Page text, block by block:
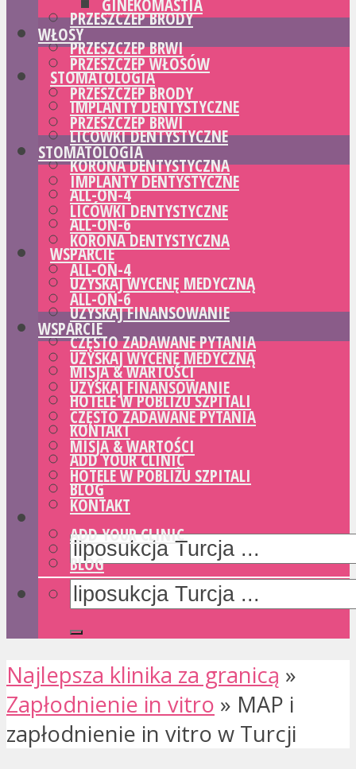
PRZESZCZEP BRODY
PRZESZCZEP BRWI
STOMATOLOGIA
IMPLANTY DENTYSTYCZNE
LICÓWKI DENTYSTYCZNE
KORONA DENTYSTYCZNA
ALL-ON-4
ALL-ON-6
WSPARCIE
UZYSKAJ WYCENĘ MEDYCZNĄ
UZYSKAJ FINANSOWANIE
CZĘSTO ZADAWANE PYTANIA
MISJA & WARTOŚCI
HOTELE W POBLIŻU SZPITALI
KONTAKT
ADD YOUR CLINIC
BLOG
GINEKOMASTIA
WŁOSY
PRZESZCZEP WŁOSÓW
PRZESZCZEP BRODY
PRZESZCZEP BRWI
STOMATOLOGIA
IMPLANTY DENTYSTYCZNE
LICÓWKI DENTYSTYCZNE
KORONA DENTYSTYCZNA
ALL-ON-4
ALL-ON-6
WSPARCIE
UZYSKAJ WYCENĘ MEDYCZNĄ
UZYSKAJ FINANSOWANIE
CZĘSTO ZADAWANE PYTANIA
MISJA & WARTOŚCI
HOTELE W POBLIŻU SZPITALI
KONTAKT
ADD YOUR CLINIC
BLOG
Najlepsza klinika za granicą »
Zapłodnienie in vitro » MAP i
zapłodnienie in vitro w Turcji